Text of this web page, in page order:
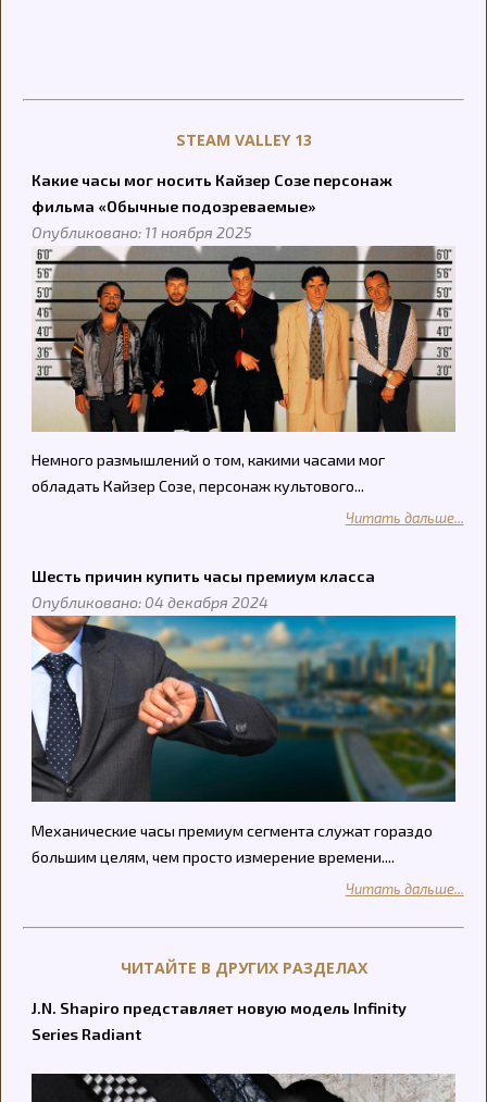
STEAM VALLEY 13
Какие часы мог носить Кайзер Созе персонаж
фильма «Обычные подозреваемые»
Опубликовано: 11 ноября 2025
Немного размышлений о том, какими часами мог
обладать Кайзер Созе, персонаж культового...
Читать дальше...
Шесть причин купить часы премиум класса
Опубликовано: 04 декабря 2024
Механические часы премиум сегмента служат гораздо
большим целям, чем просто измерение времени....
Читать дальше...
ЧИТАЙТЕ В ДРУГИХ РАЗДЕЛАХ
J.N. Shapiro представляет новую модель Infinity
Series Radiant